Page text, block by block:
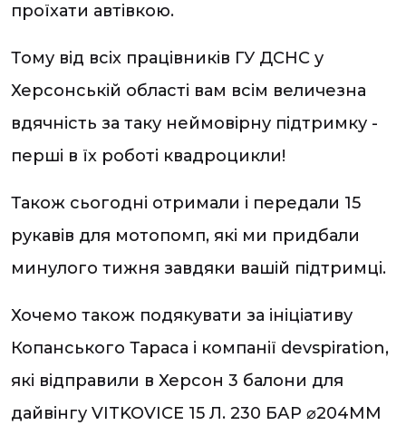
проїхати автівкою.
Тому від всіх працівників ГУ ДСНС у
Херсонській області вам всім величезна
вдячність за таку неймовірну підтримку -
перші в їх роботі квадроцикли!
Також сьогодні отримали і передали 15
рукавів для мотопомп, які ми придбали
минулого тижня завдяки вашій підтримці.
Хочемо також подякувати за ініціативу
Копанського Тараса і компанії devspiration,
які відправили в Херсон 3 балони для
дайвінгу VITKOVICE 15 Л. 230 БАР ⌀204ММ